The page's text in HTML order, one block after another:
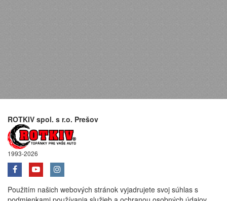
ROTKIV spol. s r.o. Prešov
1993-2026
Použitím našich webových stránok vyjadrujete svoj súhlas s